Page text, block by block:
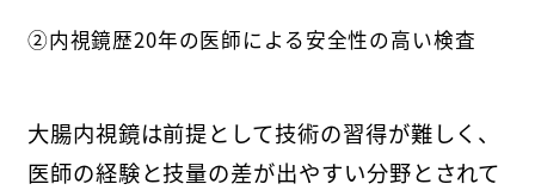
②内視鏡歴20年の医師による安全性の高い検査
大腸内視鏡は前提として技術の習得が難しく、
医師の経験と技量の差が出やすい分野とされて